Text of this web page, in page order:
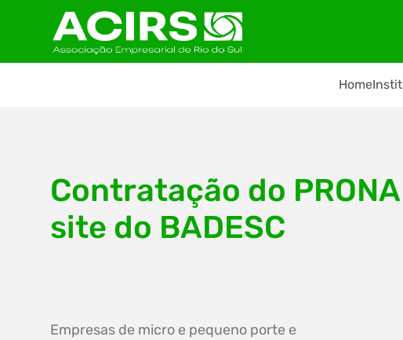
Home
Contratação do
site do BADESC
Empresas de micro e pequeno porte e